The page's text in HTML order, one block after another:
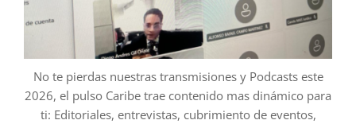
No te pierdas nuestras transmisiones y Podcasts este
2026, el pulso Caribe trae contenido mas dinámico para
ti: Editoriales, entrevistas, cubrimiento de eventos,